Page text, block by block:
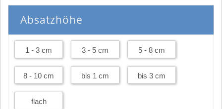
Absatzhöhe
1 - 3 cm 3 - 5 cm 5 - 8 cm
8 - 10 cm bis 1 cm bis 3 cm
flach